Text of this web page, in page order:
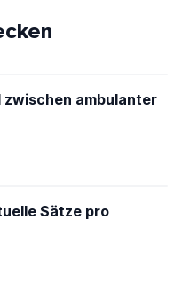
zwischen ambulanter
Sätze pro